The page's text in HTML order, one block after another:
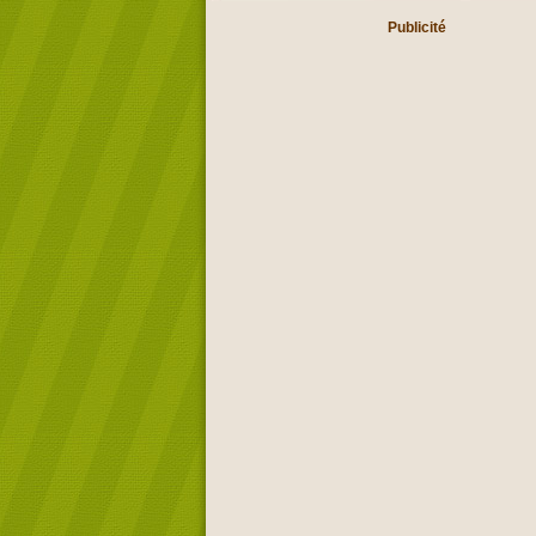
Publicité